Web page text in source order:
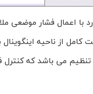
اعمال فشار موضعی
از ناحیه اینگوینال
تنظیم می باشد که